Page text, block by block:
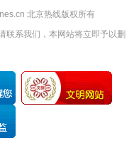
北京热线版权所有
联系我们，本网站将立即予以删